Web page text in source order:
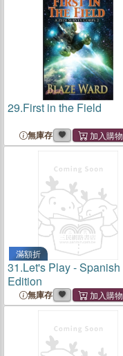
29.First in the Field
無庫存
滿額折
31.Let's Play - Spanish
Edition
無庫存